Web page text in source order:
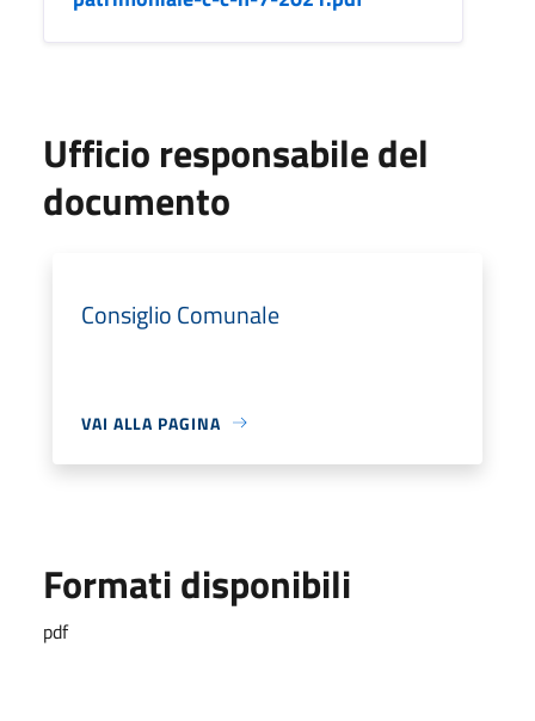
Ufficio responsabile del
documento
Consiglio Comunale
VAI ALLA PAGINA
Formati disponibili
pdf